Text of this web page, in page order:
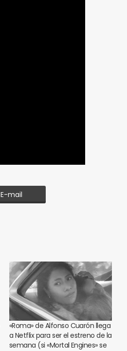
E-mail
«Roma» de Alfonso Cuarón llega
a Netflix para ser el estreno de la
semana (si «Mortal Engines» se